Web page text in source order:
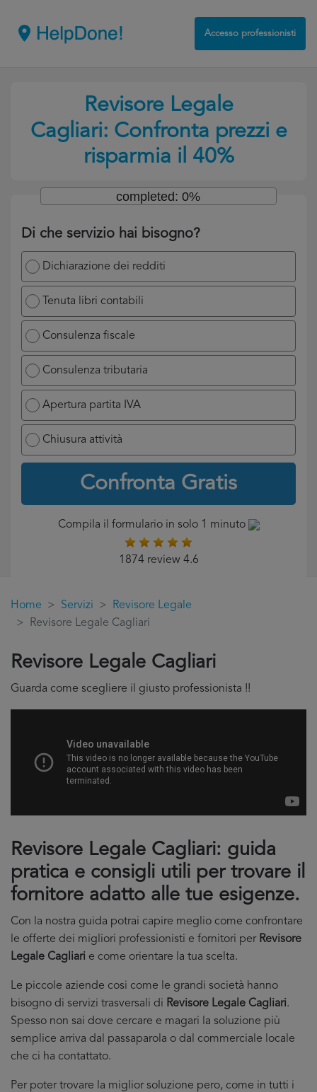
Accesso professionisti
Revisore Legale
Cagliari: Confronta prezzi e
risparmia il 40%
Di che servizio hai bisogno?
Dichiarazione dei redditi
Tenuta libri contabili
Consulenza fiscale
Consulenza tributaria
Apertura partita IVA
Chiusura attività
Confronta Gratis
completed: 0%
Compila il formulario in solo 1 minuto
1874 review 4.6
Home Servizi
Revisore Legale
Revisore Legale Cagliari
Revisore Legale Cagliari
Guarda come scegliere il giusto professionista !!
Revisore Legale Cagliari: guida
pratica e consigli utili per trovare il
fornitore adatto alle tue esigenze.
Con la nostra guida potrai capire meglio come confrontare
le offerte dei migliori professionisti e fornitori per Revisore
Legale Cagliari e come orientare la tua scelta.
Le piccole aziende cosi come le grandi società hanno
bisogno di servizi trasversali di Revisore Legale Cagliari.
Spesso non sai dove cercare e magari la soluzione più
semplice arriva dal passaparola o dal commerciale locale
che ci ha contattato.
Per poter trovare la miglior soluzione pero, come in tutti i